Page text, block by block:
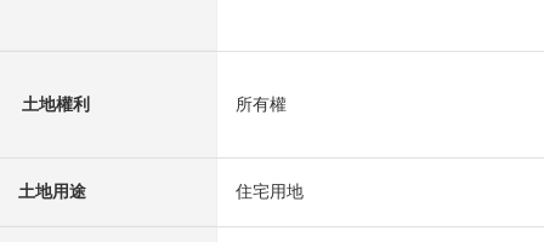
土地權利 所有權
土地用途 住宅用地